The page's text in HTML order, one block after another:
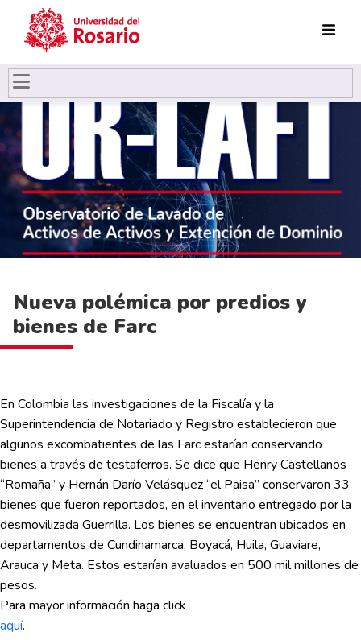
Pasar al contenido principal
Nueva polémica por predios y
bienes de Farc
En Colombia las investigaciones de la Fiscalía y la
Superintendencia de Notariado y Registro establecieron que
algunos excombatientes de las Farc estarían conservando
bienes a través de testaferros. Se dice que Henry Castellanos
“Romaña” y Hernán Darío Velásquez “el Paisa” conservaron 33
bienes que fueron reportados, en el inventario entregado por la
desmovilizada Guerrilla. Los bienes se encuentran ubicados en
departamentos de Cundinamarca, Boyacá, Huila, Guaviare,
Arauca y Meta. Estos estarían avaluados en 500 mil millones de
pesos.
Para mayor información haga click
aquí.